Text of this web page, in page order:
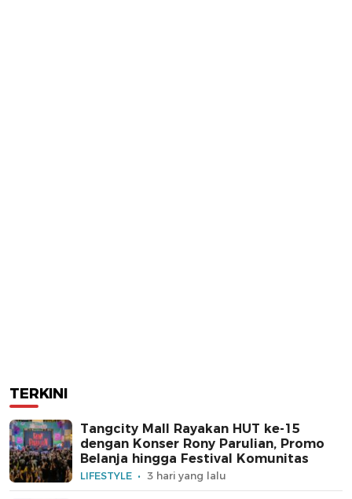
TERKINI
Tangcity Mall Rayakan HUT ke-15
dengan Konser Rony Parulian, Promo
Belanja hingga Festival Komunitas
LIFESTYLE 3 hari yang lalu